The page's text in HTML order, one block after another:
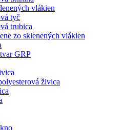
vlákien
tyč
trubica
zo sklenených vlákien
GRP
živica